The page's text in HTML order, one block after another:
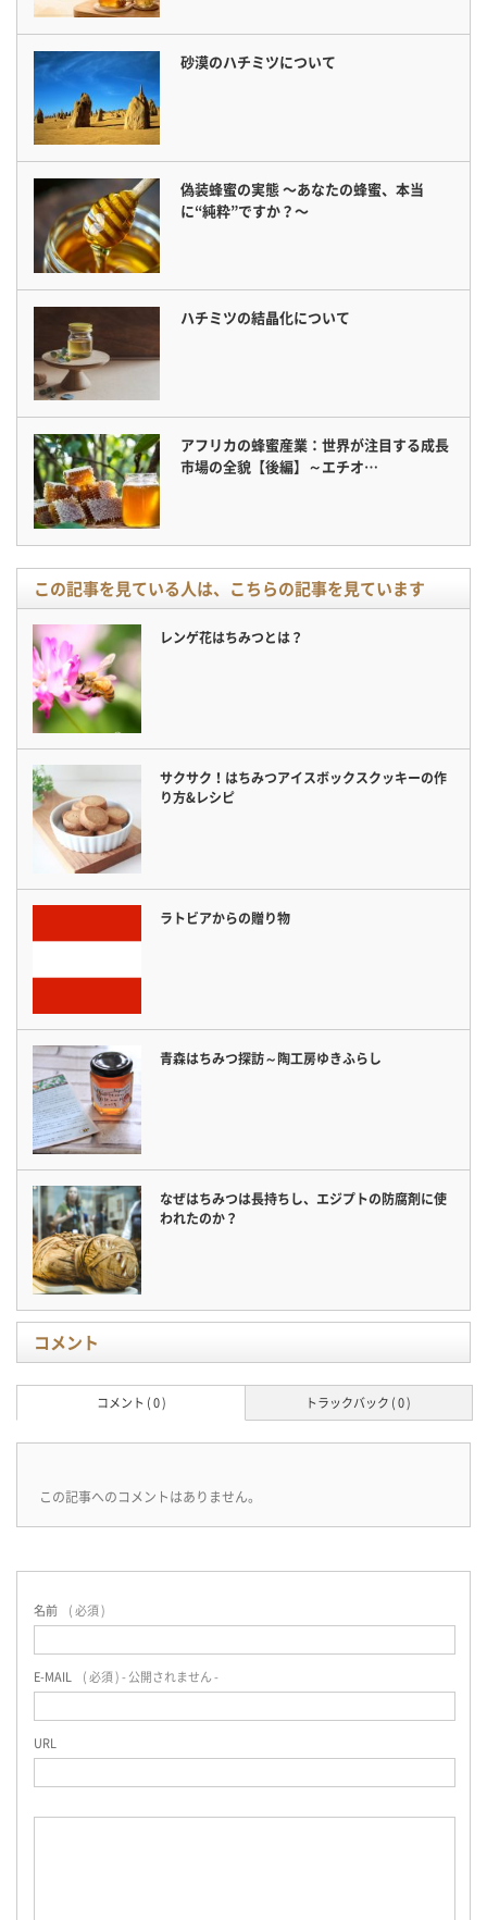
砂漠のハチミツについて
偽装蜂蜜の実態 〜あなたの蜂蜜、本当
に“純粋”ですか？〜
ハチミツの結晶化について
アフリカの蜂蜜産業：世界が注目する成長
市場の全貌【後編】～エチオ…
この記事を見ている人は、こちらの記事を見ています
レンゲ花はちみつとは？
サクサク！はちみつアイスボックスクッキーの作
り方&レシピ
ラトビアからの贈り物
青森はちみつ探訪～陶工房ゆきふらし
なぜはちみつは長持ちし、エジプトの防腐剤に使
われたのか？
コメント
トラックバック ( 0 )
コメント ( 0 )
この記事へのコメントはありません。
名前 ( 必須 )
E-MAIL ( 必須 ) - 公開されません -
URL